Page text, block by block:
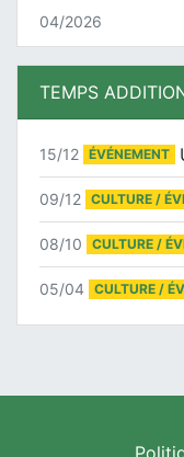
04/2026
TEMPS
15/12 ÉVÉNEMENT
09/12 CULTURE /
08/10 CULTURE /
05/04 CULTURE /